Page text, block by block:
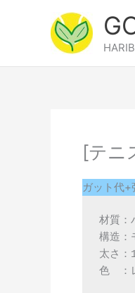
[テニ
ガット代
材質：
構造：
太さ：
色　：